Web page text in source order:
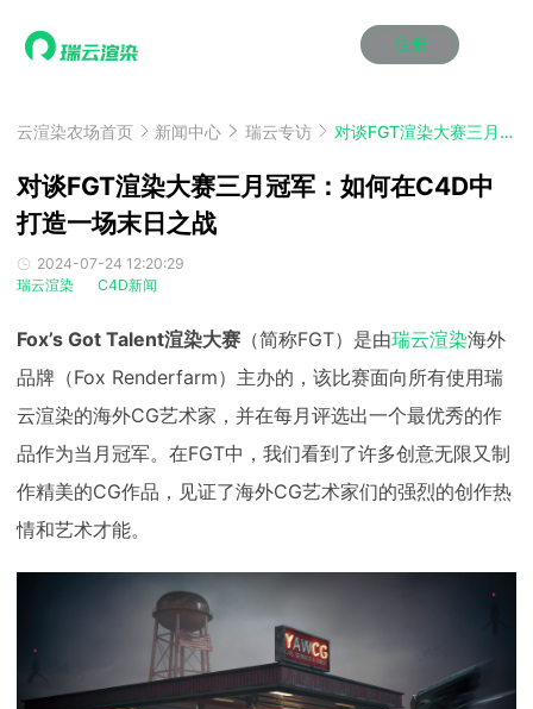
注册
效果图渲染
云制作
云渲染管理系统
瑞兔百宝箱
效果图渲染
云制作
云渲染管理系统
瑞兔百宝箱
效果图渲染
云制作
云渲染管理系统
瑞兔百宝箱
效果图渲染
云制作
云渲染管理系统
瑞兔百宝箱
效果图渲染
云制作
云渲染管理系统
瑞兔百宝箱
效果图渲染
云制作
云渲染管理系统
瑞兔百宝箱
解决方案
3ds Max云渲染方案
Blender 云渲染方案
Maya AI渲染方案
3ds Max云渲染方案
Blender 云渲染方案
Maya AI渲染方案
3ds Max云渲染方案
Blender 云渲染方案
Maya AI渲染方案
3ds Max云渲染方案
Blender 云渲染方案
Maya AI渲染方案
3ds Max云渲染方案
Blender 云渲染方案
Maya AI渲染方案
3ds Max云渲染方案
Blender 云渲染方案
Maya AI渲染方案
价格
动画价格
云制作价格
动画价格
云制作价格
动画价格
云制作价格
动画价格
云制作价格
动画价格
云制作价格
动画价格
云制作价格
案例
资讯&赛事
渲染大赛
泛CG交流会
渲染大赛
泛CG交流会
渲染大赛
泛CG交流会
渲染大赛
泛CG交流会
渲染大赛
泛CG交流会
渲染大赛
泛CG交流会
特惠专区
青云平台
教育优惠
青云平台
教育优惠
青云平台
教育优惠
青云平台
教育优惠
青云平台
教育优惠
青云平台
教育优惠
关于我们
动画客户端
效果图客户端
动画客户端
效果图客户端
动画客户端
效果图客户端
动画客户端
效果图客户端
动画客户端
效果图客户端
动画客户端
效果图客户端
云渲染农场首页 新闻中心 瑞云专访 对谈FGT渲染大赛三月冠军：如何在C4D中打造一场末日之战
对谈FGT渲染大赛三月冠军：如何在C4D中
打造一场末日之战
2024-07-24 12:20:29
瑞云渲染
C4D新闻
Fox’s Got Talent渲染大赛 （简称FGT）是由瑞云渲染海外
品牌（Fox Renderfarm）主办的，该比赛面向所有使用瑞
云渲染的海外CG艺术家，并在每月评选出一个最优秀的作
品作为当月冠军。在FGT中，我们看到了许多创意无限又制
作精美的CG作品，见证了海外CG艺术家们的强烈的创作热
情和艺术才能。